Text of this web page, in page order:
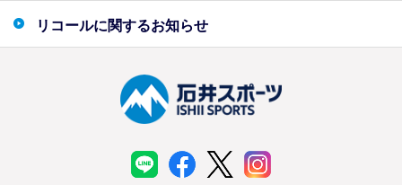
リコールに関するお知らせ